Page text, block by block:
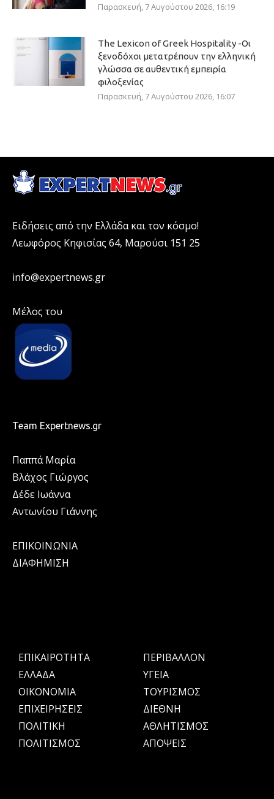
Παρασκευή, 7 Αυγούστου 2026, 16:19
The Lexicon of Greek Hospitality -Οι
ξενοδόχοι μετατρέπουν την ελληνική
γλώσσα σε αυθεντική εμπειρία
φιλοξενίας
Παρασκευή, 7 Αυγούστου 2026, 16:07
Ειδήσεις από την Ελλάδα και τον κόσμο!
Λεωφόρος Κηφισίας 64, Μαρούσι 151 25
info@expertnews.gr
Μέλος του
Team Expertnews.gr
Παππά Μαρία
Βλάχος Γιώργος
Δέδε Ιωάννα
Αντωνίου Γιάννης
ΕΠΙΚΟΙΝΩΝΙΑ
ΔΙΑΦΗΜΙΣΗ
ΕΠΙΚΑΙΡΟΤΗΤΑ
ΕΛΛΑΔΑ
OIKONOMIA
ΕΠΙΧΕΙΡΗΣΕΙΣ
ΠΟΛΙΤΙΚΗ
ΠΟΛΙΤΙΣΜΟΣ
ΠΕΡΙΒΑΛΛΟΝ
ΥΓΕΙΑ
ΤΟΥΡΙΣΜΟΣ
ΔΙΕΘΝΗ
ΑΘΛΗΤΙΣΜΟΣ
ΑΠΟΨΕΙΣ